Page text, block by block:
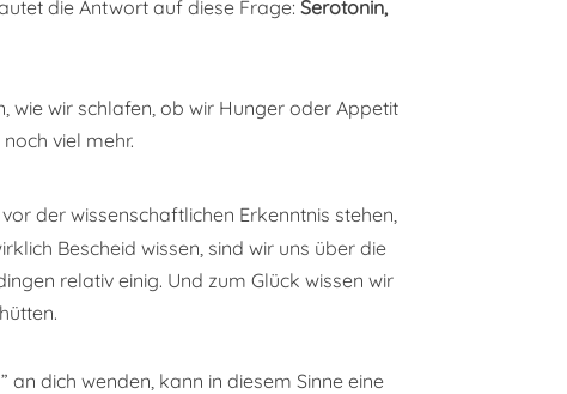
die Antwort auf diese Frage: Serotonin,
wie wir schlafen, ob wir Hunger oder Appetit
viel mehr.
der wissenschaftlichen Erkenntnis stehen,
Bescheid wissen, sind wir uns über die
relativ einig. Und zum Glück wissen wir
dich wenden, kann in diesem Sinne eine